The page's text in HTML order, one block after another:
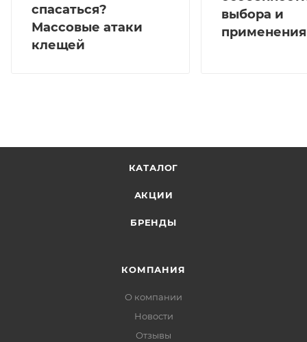
спасаться?
Массовые атаки
клещей
выбора и
применения
КАТАЛОГ
АКЦИИ
БРЕНДЫ
КОМПАНИЯ
О компании
Новости
Отзывы